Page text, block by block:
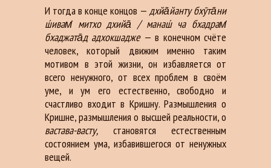
И тогда в конце концов — дхйа̄йанту бхӯта̄ни
ш́ивам̇ митхо дхийа̄ / манаш́ ча бхадрам̇
бхаджата̄д адхокшадже — в конечном счёте
человек, который движим именно таким
мотивом в этой жизни, он избавляется от
всего ненужного, от всех проблем в своём
уме, и ум его естественно, свободно и
счастливо входит в Кришну. Размышления о
Кришне, размышления о высшей реальности, о
вастава-васту, становятся естественным
состоянием ума, избавившегося от ненужных
вещей.